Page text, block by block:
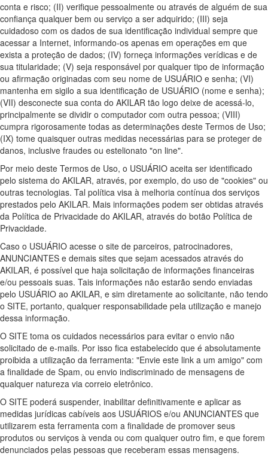
conta e risco; (II) verifique pessoalmente ou através de alguém de sua
confiança qualquer bem ou serviço a ser adquirido; (III) seja
cuidadoso com os dados de sua identificação individual sempre que
acessar a Internet, informando-os apenas em operações em que
exista a proteção de dados; (IV) forneça informações verídicas e de
sua titularidade; (V) seja responsável por qualquer tipo de informação
ou afirmação originadas com seu nome de USUÁRIO e senha; (VI)
mantenha em sigilo a sua identificação de USUÁRIO (nome e senha);
(VII) desconecte sua conta do AKILAR tão logo deixe de acessá-lo,
principalmente se dividir o computador com outra pessoa; (VIII)
cumpra rigorosamente todas as determinações deste Termos de Uso;
(IX) tome quaisquer outras medidas necessárias para se proteger de
danos, inclusive fraudes ou estelionato "on line".
Por meio deste Termos de Uso, o USUÁRIO aceita ser identificado
pelo sistema do AKILAR, através, por exemplo, do uso de "cookies" ou
outras tecnologias. Tal política visa à melhoria contínua dos serviços
prestados pelo AKILAR. Mais informações podem ser obtidas através
da Política de Privacidade do AKILAR, através do botão Política de
Privacidade.
Caso o USUÁRIO acesse o site de parceiros, patrocinadores,
ANUNCIANTES e demais sites que sejam acessados através do
AKILAR, é possível que haja solicitação de informações financeiras
e/ou pessoais suas. Tais informações não estarão sendo enviadas
pelo USUÁRIO ao AKILAR, e sim diretamente ao solicitante, não tendo
o SITE, portanto, qualquer responsabilidade pela utilização e manejo
dessa informação.
O SITE toma os cuidados necessários para evitar o envio não
solicitado de e-mails. Por isso fica estabelecido que é absolutamente
proibida a utilização da ferramenta: "Envie este link a um amigo" com
a finalidade de Spam, ou envio indiscriminado de mensagens de
qualquer natureza via correio eletrônico.
O SITE poderá suspender, inabilitar definitivamente e aplicar as
medidas jurídicas cabíveis aos USUÁRIOS e/ou ANUNCIANTES que
utilizarem esta ferramenta com a finalidade de promover seus
produtos ou serviços à venda ou com qualquer outro fim, e que forem
denunciados pelas pessoas que receberam essas mensagens.